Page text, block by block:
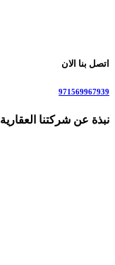
اتصل بنا الان
971569967939
نبذة عن شركتنا العقارية